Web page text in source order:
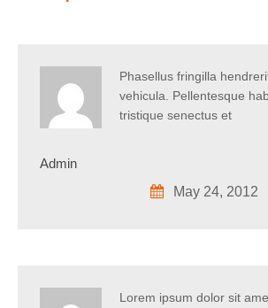
Admin
Phasellus fringilla
vehicula. Pellentesque
tristique senectus et
May 24, 2012
Lorem ipsum dolor sit